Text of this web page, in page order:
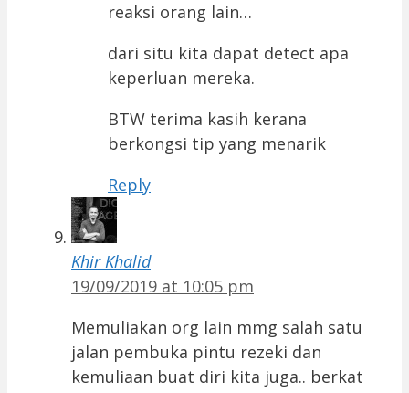
reaksi orang lain…
dari situ kita dapat detect apa
keperluan mereka.
BTW terima kasih kerana
berkongsi tip yang menarik
Reply
Khir Khalid
19/09/2019 at 10:05 pm
Memuliakan org lain mmg salah satu
jalan pembuka pintu rezeki dan
kemuliaan buat diri kita juga.. berkat